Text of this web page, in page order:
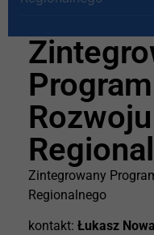
Rozwoju
Zintegrowany
Regionalnego
kontakt: Łukasz